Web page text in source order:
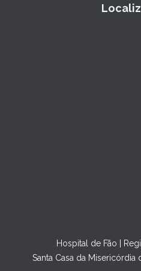
Hospital de Fão |
Santa Casa da Misericórdia